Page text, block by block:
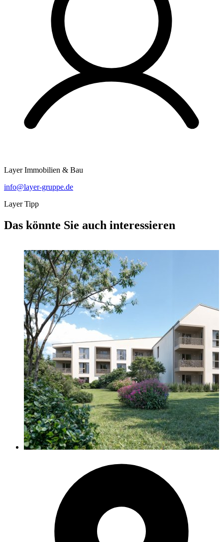
Layer Immobilien & Bau
info@layer-gruppe.de
Layer Tipp
Das könnte Sie auch interessieren